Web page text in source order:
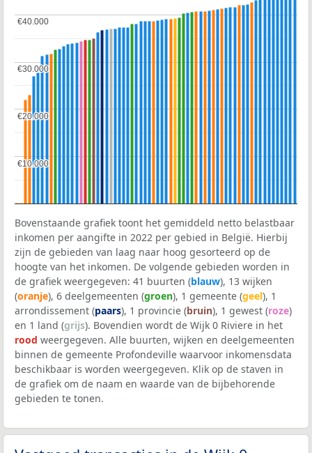
€10.000
€10.000
€20.000
€20.000
€30.000
€30.000
€40.000
€40.000
Bovenstaande grafiek toont het gemiddeld netto belastbaar
inkomen per aangifte in 2022 per gebied in België. Hierbij
zijn de gebieden van laag naar hoog gesorteerd op de
hoogte van het inkomen. De volgende gebieden worden in
de grafiek weergegeven: 41 buurten (blauw), 13 wijken
(oranje), 6 deelgemeenten (groen), 1 gemeente (geel), 1
arrondissement (paars), 1 provincie (bruin), 1 gewest (roze)
en 1 land (grijs). Bovendien wordt de Wijk 0 Riviere in het
rood weergegeven. Alle buurten, wijken en deelgemeenten
binnen de gemeente Profondeville waarvoor inkomensdata
beschikbaar is worden weergegeven. Klik op de staven in
de grafiek om de naam en waarde van de bijbehorende
gebieden te tonen.